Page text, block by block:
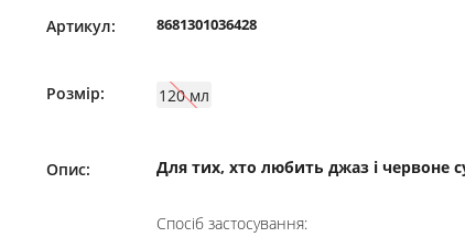
Артикул: 8681301036428
Розмір: 120 мл
Опис: Для тих, хто любить джаз і червоне
Спосіб застосування: